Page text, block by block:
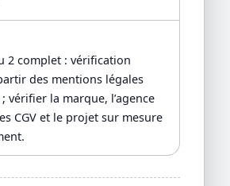
2 complet : vérification
des mentions légales
vérifier la marque, l’agence
CGV et le projet sur mesure